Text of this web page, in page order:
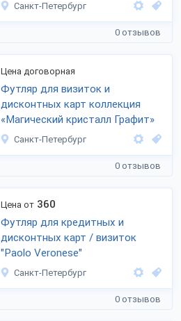
Санкт-Петербург
0 отзывов
Цена договорная
Футляр для визиток и
дисконтных карт коллекция
«Магический кристалл Графит»
Санкт-Петербург
0 отзывов
Цена от 360
Футляр для кредитных и
дисконтных карт / визиток
"Paolo Veronese"
Санкт-Петербург
0 отзывов